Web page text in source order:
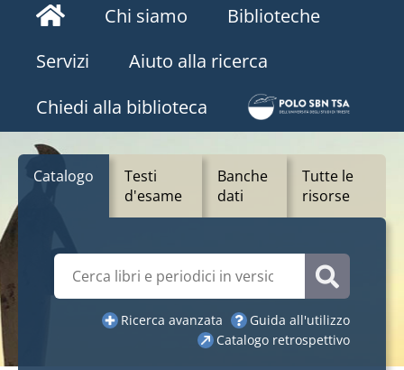
HomepageChi siamo
Biblioteche
Servizi
Aiuto alla ricerca
Chiedi alla biblioteca
BiblioEst
Catalogo
Testi
d'esame
Banche
dati
Tutte le
risorse
Cerca su "Catalogo"
Cerca
Ricerca avanzata
Guida all'utilizzo
Catalogo retrospettivo